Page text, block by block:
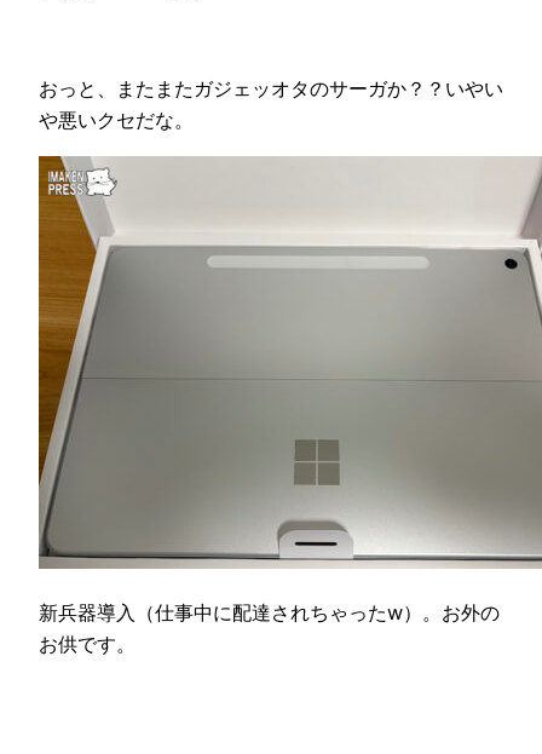
おっと、またまたガジェッオタのサーガか？？いやい
や悪いクセだな。
新兵器導入（仕事中に配達されちゃったw）。お外の
お供です。